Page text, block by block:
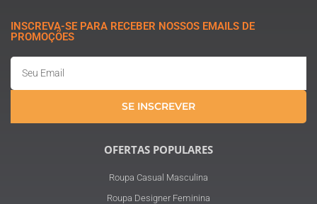
INSCREVA-SE PARA RECEBER NOSSOS EMAILS DE
PROMOÇÕES
SE INSCREVER
OFERTAS POPULARES
Roupa Casual Masculina
Roupa Designer Feminina